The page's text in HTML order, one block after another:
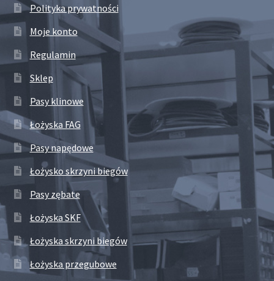
Polityka prywatności
Moje konto
Regulamin
Sklep
Pasy klinowe
Łożyska FAG
Pasy napędowe
Łożysko skrzyni biegów
Pasy zębate
Łożyska SKF
Łożyska skrzyni biegów
Łożyska przegubowe